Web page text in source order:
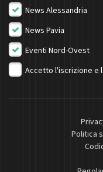
News Alessandria
News Pavia
Eventi Nord-Ovest
Accetto l'iscrizione e
Politica